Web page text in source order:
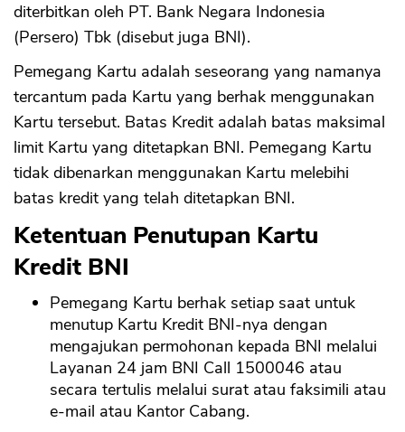
diterbitkan oleh PT. Bank Negara Indonesia
(Persero) Tbk (disebut juga BNI).
Pemegang Kartu adalah seseorang yang namanya
tercantum pada Kartu yang berhak menggunakan
Kartu tersebut. Batas Kredit adalah batas maksimal
limit Kartu yang ditetapkan BNI. Pemegang Kartu
tidak dibenarkan menggunakan Kartu melebihi
batas kredit yang telah ditetapkan BNI.
Ketentuan Penutupan Kartu
Kredit BNI
Pemegang Kartu berhak setiap saat untuk
menutup Kartu Kredit BNI-nya dengan
mengajukan permohonan kepada BNI melalui
Layanan 24 jam BNI Call 1500046 atau
secara tertulis melalui surat atau faksimili atau
e-mail atau Kantor Cabang.